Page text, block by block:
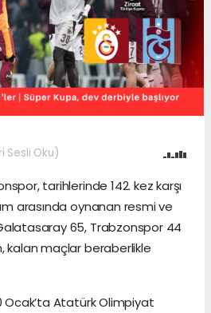
Sesli Oku)
tarihlerinde 142. kez karşı
arasında oynanan resmi ve
65, Trabzonspor 44
kalan maçlar beraberlikle
Ocak’ta Atatürk Olimpiyat